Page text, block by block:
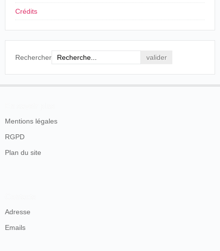
Crédits
Rechercher
Mentions légales
RGPD
Plan du site
Adresse
Emails